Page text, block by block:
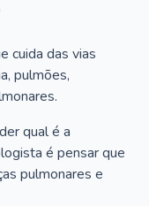
cuida das vias
pulmões,
qual é a
é pensar que
pulmonares e